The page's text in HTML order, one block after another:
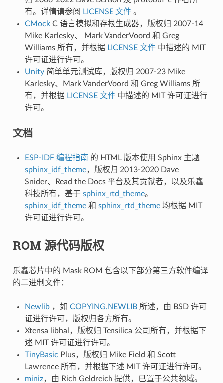
有。详情请参阅
LICENSE 文件 。
CMockC 语言模拟和存根生成器，版权归 2007-14
Mike Karlesky、 Mark VanderVoord 和 Greg
Williams 所有，并根据 LICENSE 文件 中描述的 MIT
许可证进行许可。
Unity简单单元测试库，版权归 2007-23 Mike
Karlesky、Mark VanderVoord 和 Greg Williams 所
有，并根据 LICENSE 文件 中描述的 MIT 许可证进行
许可。
文档
ESP-IDF 编程指南 的 HTML 版本使用 Sphinx 主题
sphinx_idf_theme，版权归 2013-2020 Dave
Snider、Read the Docs 平台及其贡献者，以及乐鑫
科技所有，基于 sphinx_rtd_theme。
sphinx_idf_theme和 sphinx_rtd_theme均根据 MIT
许可证进行许可。
ROM 源代码版权
乐鑫芯片中的 Mask ROM 包含以下部分第三方软件编译
的二进制文件：
Newlib ，如 COPYING.NEWLIB 所述，由 BSD 许可
证进行许可，版权归各方所有。
Xtensa libhal，版权归 Tensilica 公司所有，并根据下
述 MIT 许可证进行许可。
TinyBasic Plus，版权归 Mike Field 和 Scott
Lawrence 所有，并根据下述 MIT 许可证进行许可。
miniz，由 Rich Geldreich 提供，已置于公共领域。